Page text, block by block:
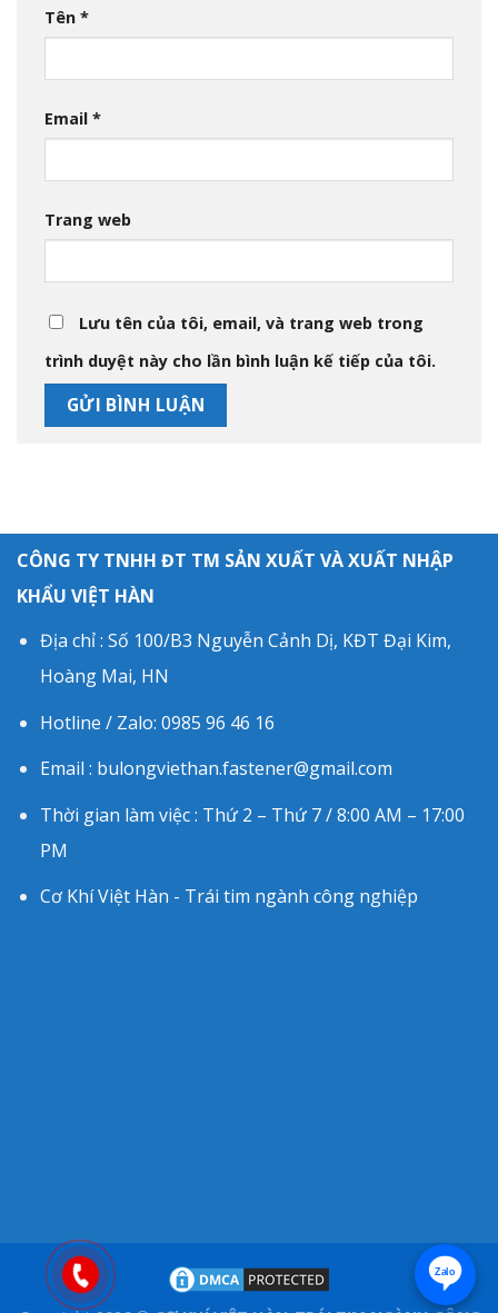
Tên *
Email *
Trang web
Lưu tên của tôi, email, và trang web trong
trình duyệt này cho lần bình luận kế tiếp của tôi.
CÔNG TY TNHH ĐT TM SẢN XUẤT VÀ XUẤT NHẬP
KHẨU VIỆT HÀN
Địa chỉ : Số 100/B3 Nguyễn Cảnh Dị, KĐT Đại Kim,
Hoàng Mai, HN
Hotline / Zalo: 0985 96 46 16
Email : bulongviethan.fastener@gmail.com
Thời gian làm việc : Thứ 2 – Thứ 7 / 8:00 AM – 17:00
PM
Cơ Khí Việt Hàn - Trái tim ngành công nghiệp
Zalo